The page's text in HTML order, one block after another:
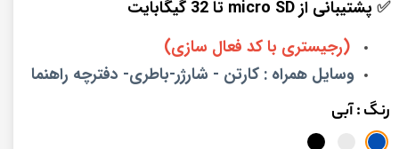
✅ پشتیبانی از micro SD تا 32 گیگابایت
(رجیستری با کد فعال سازی)
وسایل همراه : کارتن - شارژر-باطری- دفترچه راهنما
رنگ: آبی